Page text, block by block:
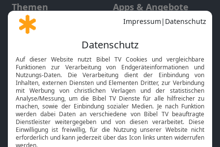
Themen
Gott und Bibel erklärt
Neuigkeiten
Apps & Angebote
Mobile App
Smart TV
HbbTV
Bibelthek Online-Bibel
Nächster Gottesdienst
Bibel TV Service